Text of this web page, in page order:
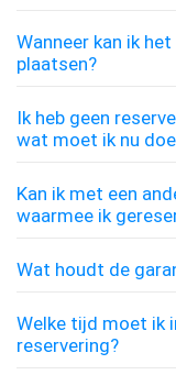
Wanneer kan ik
plaatsen?
Ik heb geen
wat moet ik nu
Kan ik met een
waarmee ik
Wat houdt de
Welke tijd moet ik
reservering?